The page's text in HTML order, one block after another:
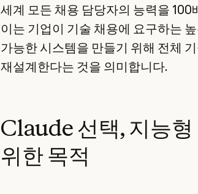
세계 모든 채용 담당자의 능력을
이는 기업이 기술 채용에 요구하는
가능한 시스템을 만들기 위해 전체
재설계한다는 것을 의미합니다.
Claude 선택, 지능형
위한 목적